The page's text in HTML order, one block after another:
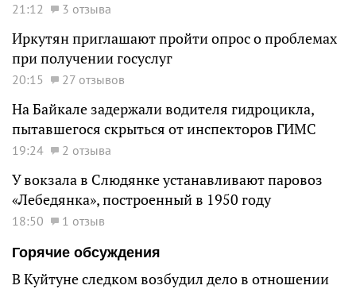
21:12 3 отзыва
Иркутян приглашают пройти опрос о проблемах
при получении госуслуг
20:15 27 отзывов
На Байкале задержали водителя гидроцикла,
пытавшегося скрыться от инспекторов ГИМС
19:24 2 отзыва
У вокзала в Слюдянке устанавливают паровоз
«Лебедянка», построенный в 1950 году
18:50
1 отзыв
Горячие обсуждения
В Куйтуне следком возбудил дело в отношении